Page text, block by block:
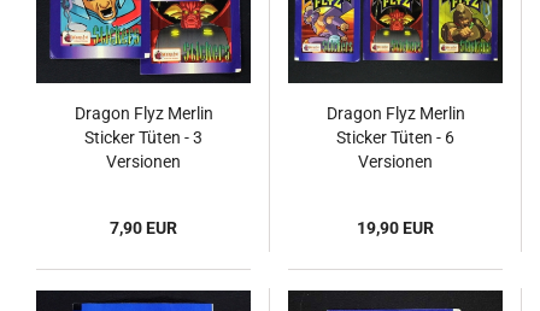
Dragon Flyz Merlin
Sticker Tüten - 3
Versionen
7,90 EUR
Dragon Flyz Merlin
Sticker Tüten - 6
Versionen
19,90 EUR